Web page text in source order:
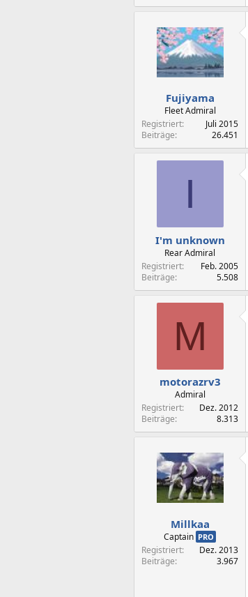
Fujiyama
Fleet Admiral
Registriert
Juli 2015
Beiträge
26.451
I
I'm unknown
Rear Admiral
Registriert
Feb. 2005
Beiträge
5.508
M
motorazrv3
Admiral
Registriert
Dez. 2012
Beiträge
8.313
Millkaa
Captain PRO
Registriert
Dez. 2013
Beiträge
3.967